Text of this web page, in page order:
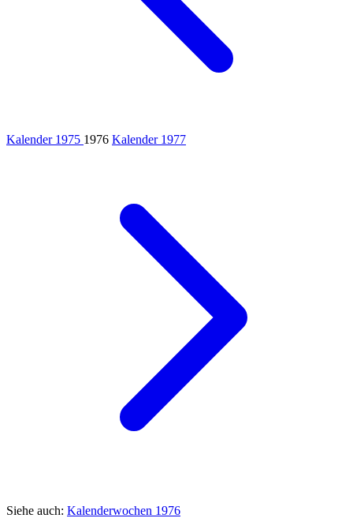
Kalender 1975 1976 Kalender 1977
Siehe auch: Kalenderwochen 1976